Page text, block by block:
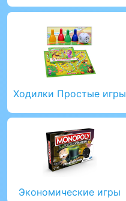
Ходилки Простые игры
Экономические игры